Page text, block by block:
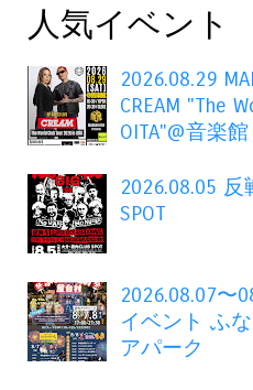
人気イベント
2026.08.29
CREAM "The
OITA"@音楽館
2026.08.05 反
SPOT
2026.08.07〜
イベント ふ
アパーク